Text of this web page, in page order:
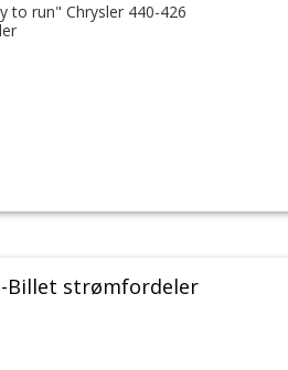
to run" Chrysler 440-426
Billet strømfordeler